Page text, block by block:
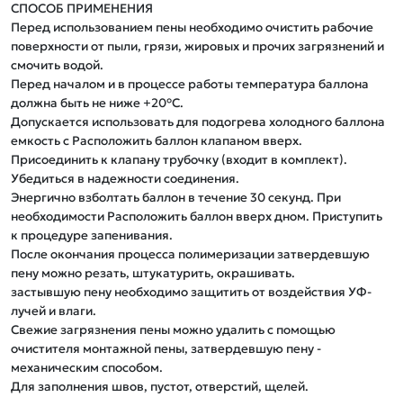
СПОСОБ ПРИМЕНЕНИЯ
Перед использованием пены необходимо очистить рабочие
поверхности от пыли, грязи, жировых и прочих загрязнений и
смочить водой.
Перед началом и в процессе работы температура баллона
должна быть не ниже +20°С.
Допускается использовать для подогрева холодного баллона
емкость с Расположить баллон клапаном вверх.
Присоединить к клапану трубочку (входит в комплект).
Убедиться в надежности соединения.
Энергично взболтать баллон в течение 30 секунд. При
необходимости Расположить баллон вверх дном. Приступить
к процедуре запенивания.
После окончания процесса полимеризации затвердевшую
пену можно резать, штукатурить, окрашивать.
застывшую пену необходимо защитить от воздействия УФ-
лучей и влаги.
Свежие загрязнения пены можно удалить с помощью
очистителя монтажной пены, затвердевшую пену -
механическим способом.
Для заполнения швов, пустот, отверстий, щелей.